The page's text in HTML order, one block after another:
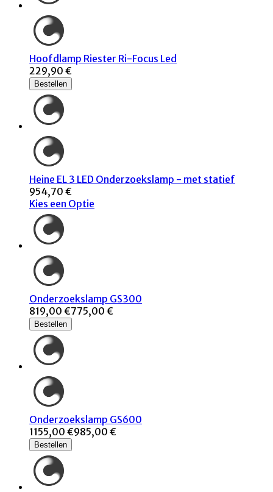
Hoofdlamp Riester Ri-Focus Led
229,90 €
Bestellen
Heine EL 3 LED Onderzoekslamp - met statief
954,70 €
Kies een Optie
Onderzoekslamp GS300
819,00 €775,00 €
Bestellen
Onderzoekslamp GS600
1155,00 €985,00 €
Bestellen